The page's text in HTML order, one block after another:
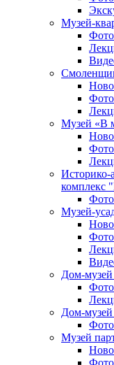
Музей-
Музей «В
Историко-
комплекс
Музей-
Дом-
Дом-
Музей